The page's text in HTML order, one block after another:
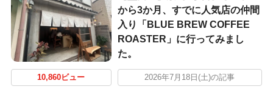
から3か月、すでに人気店の仲間
入り「BLUE BREW COFFEE
ROASTER」に行ってみまし
た。
10,860ビュー 2026年7月18日(土)の記事